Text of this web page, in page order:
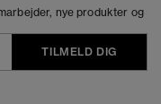
nye produkter og
TILMELD DIG